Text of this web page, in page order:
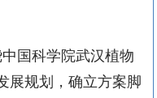
国科学院武汉植物
展规划，确立方案脚